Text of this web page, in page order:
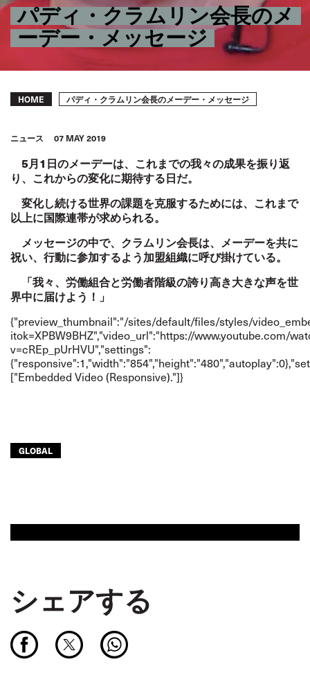
パディ・クラムリン会長のメ
ーデー・メッセージ
Breadcrumb
HOME パディ・クラムリン会長のメーデー・メッセージ
ニュース 07 MAY 2019
5月1 日のメーデーは、これまでの我々の成果を振り返
り、これからの変化に期待する日だ。
変化し続ける世界の課題を克服するためには、これまで
以上に国際連帯が求められる。
メッセージの中で、クラムリン会長は、メーデーを共に
祝い、行動に参加するよう加盟組織に呼び掛けている。
「我々、労働組合と労働者階級の誇り高き大きな声を世
界中に届けよう！」
{"preview_thumbnail":"/sites/default/files/styles/
itok=XPBW9BHZ","video_url":"https://www.youtube.com/
v=cREp_pUrHVU","settings":
["Embedded Video (Responsive)."]}
GLOBAL
シェアする